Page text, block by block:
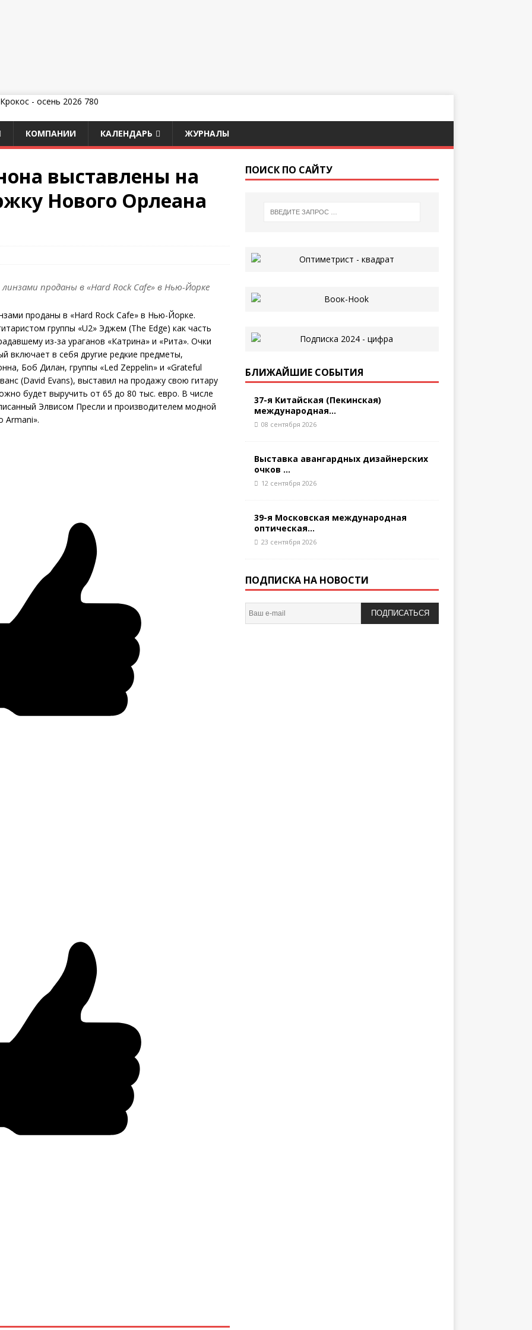
КОМПАНИИ КАЛЕНДАРЬ ЖУРНАЛЫ
выставлены на
Нового Орлеана
линзами проданы в «Hard Rock Cafе» в Нью-Йорке
проданы в «Hard Rock Cafе» в Нью-Йорке.
группы «U2» Эджем (The Edge) как часть
из-за ураганов «Катрина» и «Рита». Очки
включает в себя другие редкие предметы,
Боб Дилан, группы «Led Zeppelin» и «Grateful
(David Evans), выставил на продажу свою гитару
будет выручить от 65 до 80 тыс. евро. В числе
Элвисом Пресли и производителем модной
Armani».
ПОИСК ПО САЙТУ
БЛИЖАЙШИЕ СОБЫТИЯ
37-я Китайская (Пекинская)
международная...
08 сентября 2026
Выставка авангардных дизайнерских
очков ...
12 сентября 2026
39-я Московская международная
оптическая...
23 сентября 2026
ПОДПИСКА НА НОВОСТИ
ПОДПИСАТЬСЯ